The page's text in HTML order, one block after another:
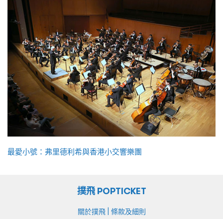
最愛小號：弗里德利希與香港小交響樂團
撲飛 POPTICKET
關於撲飛| 條款及細則